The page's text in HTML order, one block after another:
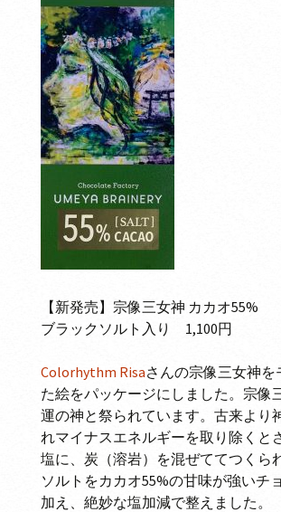
【新発売】宗像三女神 カカオ55%
ブラックソルト入り 1,100円
Colorhythm Risaさんの宗像三女神を
た絵をパッケージにしました。宗像
運の神と祭られています。古来より
れマイナスエネルギーを取り除くと
塩に、炭（溶岩）を混ぜててつくら
ソルトをカカオ55%の甘味が強いチ
加え、絶妙な塩加減で整えました。